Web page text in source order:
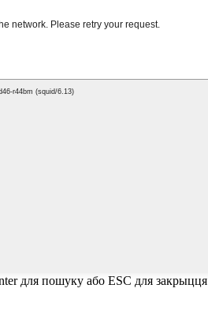
для пошуку або ESC для закрыцця